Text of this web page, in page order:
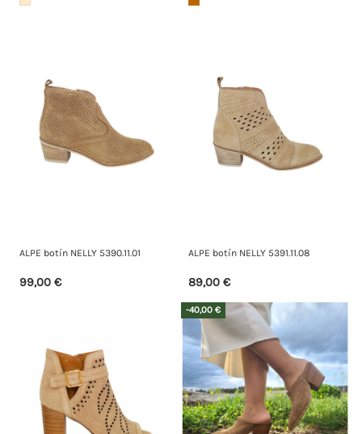
ALPE botín NELLY 5390.11.01
99,00 €
ALPE botín NELLY 5391.11.08
89,00 €
-40,00 €